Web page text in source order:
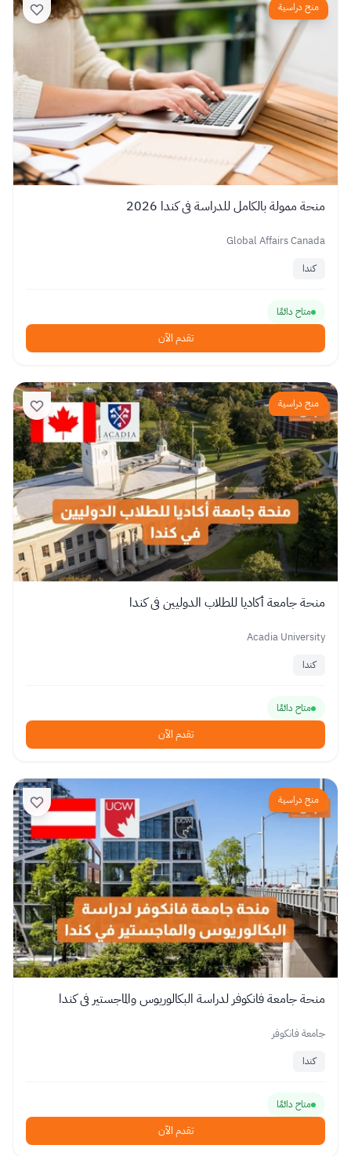
منح دراسية
منحة ممولة بالكامل للدراسة في كندا 2026
Global Affairs Canada
كندا
متاح دائمًا
تقدم الآن
منح دراسية
منحة جامعة أكاديا للطلاب الدوليين في كندا
Acadia University
كندا
متاح دائمًا
تقدم الآن
منح دراسية
منحة جامعة فانكوفر لدراسة البكالوريوس والماجستير في كندا
جامعة فانكوفر
كندا
متاح دائمًا
تقدم الآن